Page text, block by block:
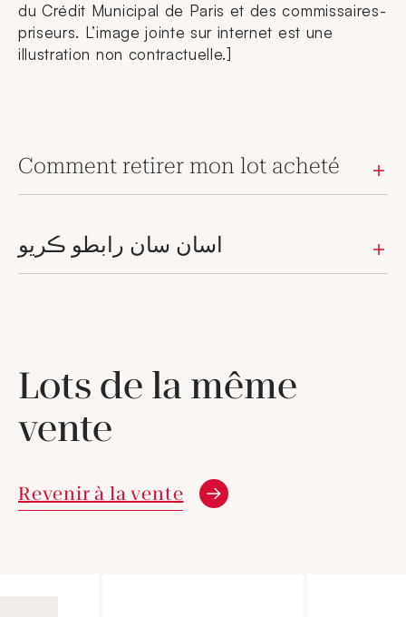
du Crédit Municipal de Paris et des commissaires-
priseurs. L’image jointe sur internet est une
illustration non contractuelle.]
Comment retirer mon lot acheté
اسان سان رابطو ڪريو
Lots de la même
vente
Revenir à la vente